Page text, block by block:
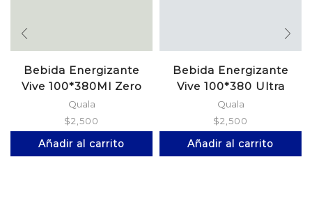
Bebida Energizante
Vive 100*380Ml Zero
Quala
$2,500
Añadir al carrito
Bebida Energizante
Vive 100*380 Ultra
Quala
$2,500
Añadir al carrito